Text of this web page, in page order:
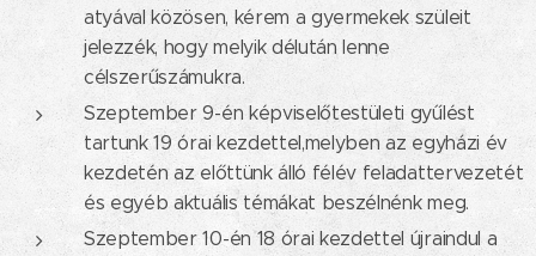
atyával közösen, kérem a gyermekek szüleit
jelezzék, hogy melyik délután lenne
célszerűszámukra.
Szeptember 9-én képviselőtestületi gyűlést
tartunk 19 órai kezdettel,melyben az egyházi év
kezdetén az előttünk álló félév feladattervezetét
és egyéb aktuális témákat beszélnénk meg.
Szeptember 10-én 18 órai kezdettel újraindul a